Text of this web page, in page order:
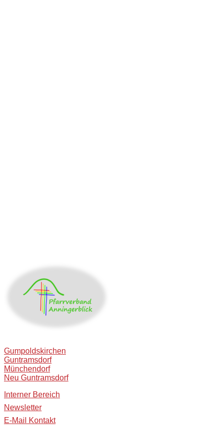
Gumpoldskirchen
Guntramsdorf
Münchendorf
Neu Guntramsdorf
Interner Bereich
Newsletter
E-Mail Kontakt